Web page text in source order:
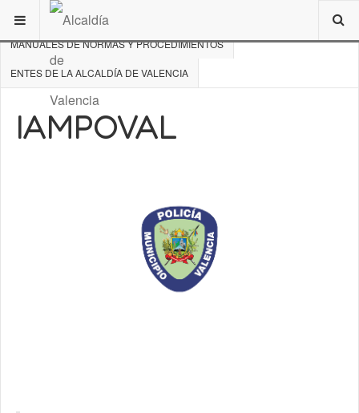
ESTÁ AQUÍ: DE INTERÉS
MANUALES DE NORMAS Y PROCEDIMIENTOS
ENTES DE LA ALCALDÍA DE VALENCIA
IAMPOVAL